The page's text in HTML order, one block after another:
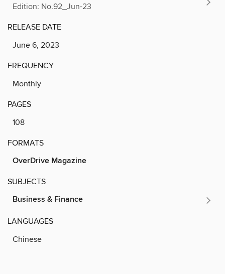
Edition: No.92_Jun-23
RELEASE DATE
June 6, 2023
FREQUENCY
Monthly
PAGES
108
FORMATS
OverDrive Magazine
SUBJECTS
Business & Finance
LANGUAGES
Chinese